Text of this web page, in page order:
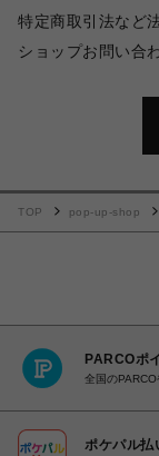
特定商取引法など
ショップお問い合
TOP pop-up-shop
PARCOポ
全国の
ポケパル払